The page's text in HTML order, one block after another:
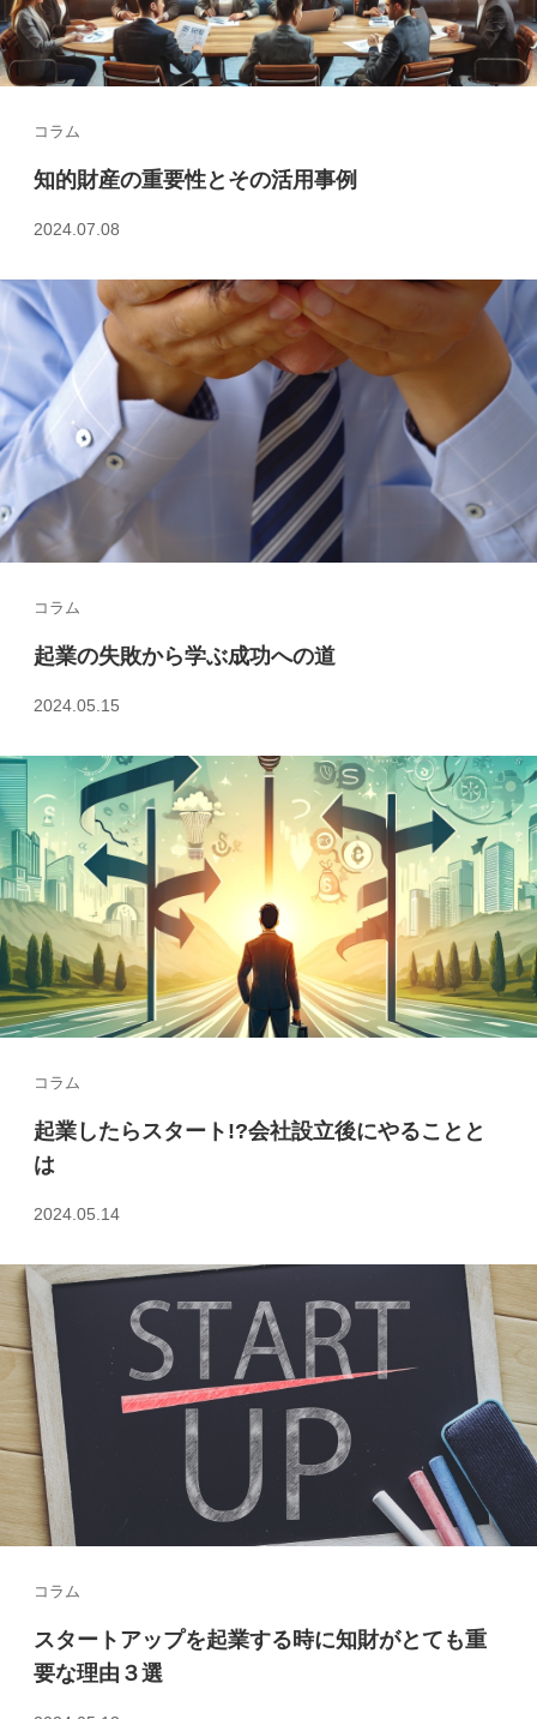
コラム
知的財産の重要性とその活用事例
2024.07.08
コラム
起業の失敗から学ぶ成功への道
2024.05.15
コラム
起業したらスタート!?会社設立後にやることと
は
2024.05.14
コラム
スタートアップを起業する時に知財がとても重
要な理由３選